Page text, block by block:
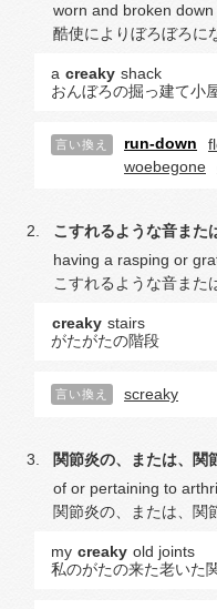
worn and broken down
酷使によりぼろぼろに
a creaky shack
おんぼろの掘っ建て小
言い換え run-down
woebegone
こすれるような音また
having a rasping or
こすれるような音また
creaky stairs
がたがたの階段
言い換え screaky
関節炎の、または、関
of or pertaining to
関節炎の、または、関
my creaky old joints
私のがたの来た老いた